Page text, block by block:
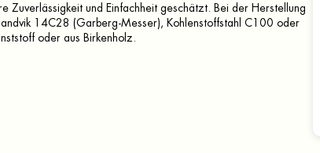
Zuverlässigkeit und Einfachheit geschätzt. Bei der Herstellung
14C28 (Garberg-Messer), Kohlenstoffstahl C100 oder
oder aus Birkenholz.